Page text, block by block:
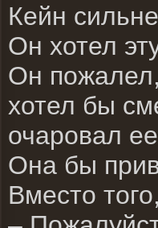
Кейн
Он хотел
Он
хотел бы
очаровал
Она бы
Вместо